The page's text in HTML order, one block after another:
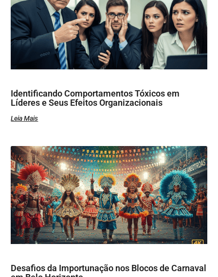
Identificando Comportamentos Tóxicos em
Líderes e Seus Efeitos Organizacionais
Leia Mais
Desafios da Importunação nos Blocos de Carnaval